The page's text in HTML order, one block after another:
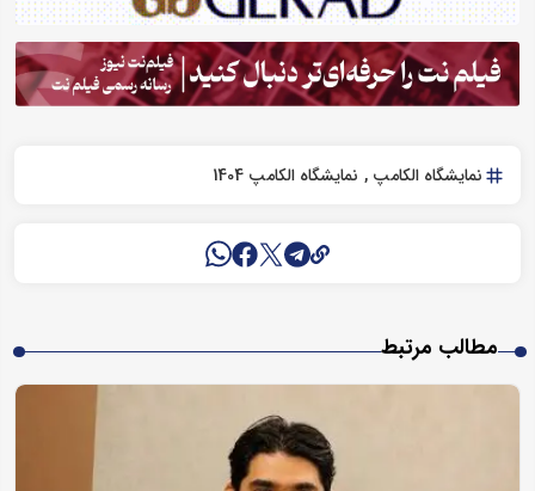
نمایشگاه الکامپ نمایشگاه الکامپ 1404
مطالب مرتبط